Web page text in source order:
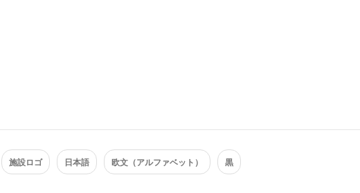
施設ロゴ 日本語 欧文（アルファベット） 黒